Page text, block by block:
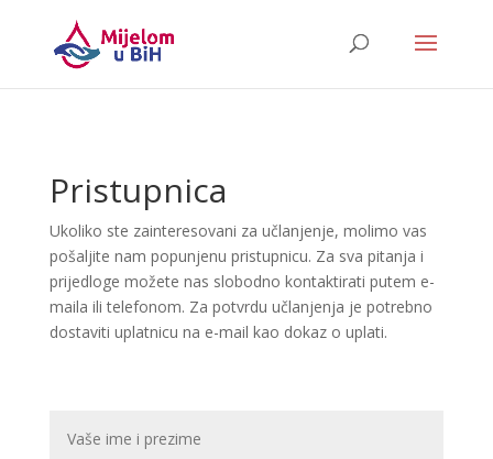
Pristupnica
Ukoliko ste zainteresovani za učlanjenje, molimo vas
pošaljite nam popunjenu pristupnicu. Za sva pitanja i
prijedloge možete nas slobodno kontaktirati putem e-
maila ili telefonom. Za potvrdu učlanjenja je potrebno
dostaviti uplatnicu na e-mail kao dokaz o uplati.